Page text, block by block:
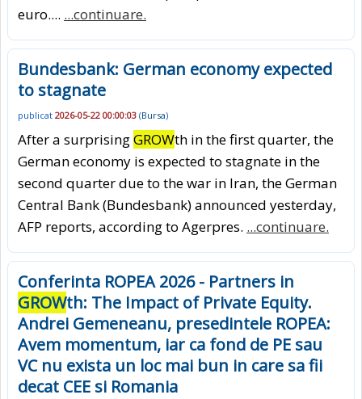
euro.... ...continuare.
Bundesbank: German economy expected
to stagnate
publicat 2026-05-22 00:00:03 (Bursa)
After a surprisingGROWth in the first quarter, the
German economy is expected to stagnate in the
second quarter due to the war in Iran, the German
Central Bank (Bundesbank) announced yesterday,
AFP reports, according to Agerpres. ...continuare.
Conferinta ROPEA 2026 - Partners in
GROWth: The Impact of Private Equity.
Andrei Gemeneanu, presedintele ROPEA:
Avem momentum, iar ca fond de PE sau
VC nu exista un loc mai bun in care sa fii
decat CEE si Romania